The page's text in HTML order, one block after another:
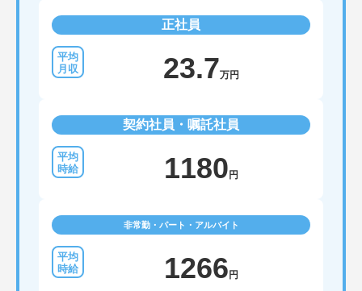
正社員
23.7万円
契約社員・嘱託社員
1180 円
非常勤・パート・アルバイト
1266 円